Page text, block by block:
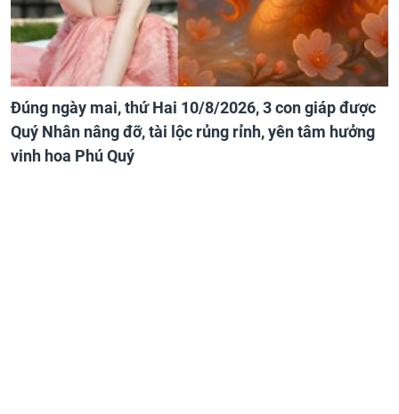
Đúng ngày mai, thứ Hai 10/8/2026, 3 con giáp được
Quý Nhân nâng đỡ, tài lộc rủng rỉnh, yên tâm hưởng
vinh hoa Phú Quý